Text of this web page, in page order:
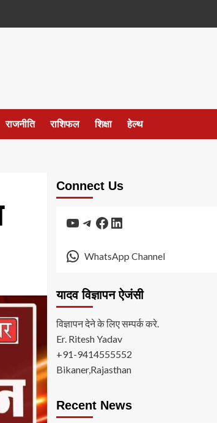
राजनीति राशिफल शिक्षा हेल्थ
Connect Us
YouTube
Telegram
Facebook
LinkedIn
WhatsApp Channel
यादव विज्ञापन ऐजंसी
विज्ञापन देने के लिए सम्पर्क करे.
Er. Ritesh Yadav
+91-9414555552
Bikaner,Rajasthan
Recent News